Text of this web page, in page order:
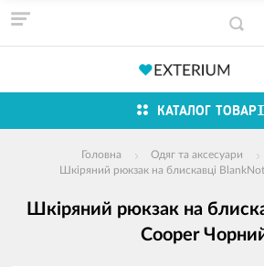
КАТАЛОГ
Головна Одяг та аксесуари
Шкіряний рюкзак на блискавці
Шкіряний рюкзак на
Cooper